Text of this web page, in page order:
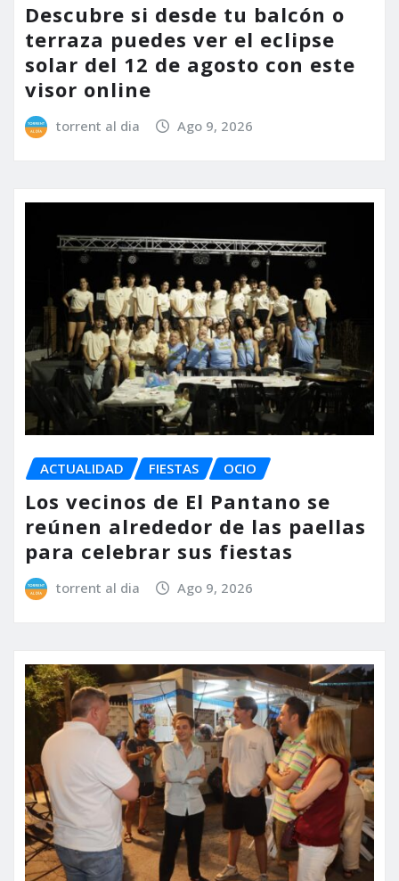
Descubre si desde tu balcón o
terraza puedes ver el eclipse
solar del 12 de agosto con este
visor online
torrent al dia Ago 9, 2026
ACTUALIDAD FIESTAS OCIO
Los vecinos de El Pantano se
reúnen alrededor de las paellas
para celebrar sus fiestas
torrent al dia Ago 9, 2026